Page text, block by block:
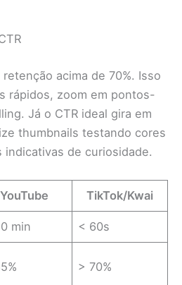
acima de 70%. Isso
rápidos, zoom em pontos-
Já o CTR ideal gira em
thumbnails testando cores
de curiosidade.
YouTube TikTok/Kwai
min < 60s
> 70%